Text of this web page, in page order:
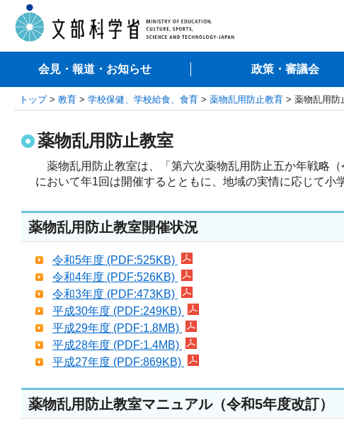
会見・報道・お知らせ 政策・審議会
トップ> 教育 > 学校保健、学校給食、食育 > 薬物乱用防止教育 > 薬物乱用防
薬物乱用防止教室
薬物乱用防止教室は、「第六次薬物乱用防止五か年戦略
において年1回は開催するとともに、地域の実情に応じて小
薬物乱用防止教室開催状況
令和5年度 (PDF:525KB)
令和4年度 (PDF:526KB)
令和3年度 (PDF:473KB)
平成30年度 (PDF:249KB)
平成29年度 (PDF:1.8MB)
平成28年度 (PDF:1.4MB)
平成27年度 (PDF:869KB)
薬物乱用防止教室マニュアル（令和5年度改訂）